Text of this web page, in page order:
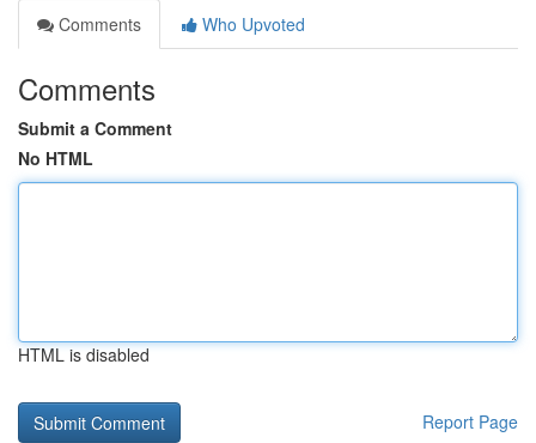
Comments
Who Upvoted
Comments
Submit a Comment
No HTML
HTML is disabled
Report Page